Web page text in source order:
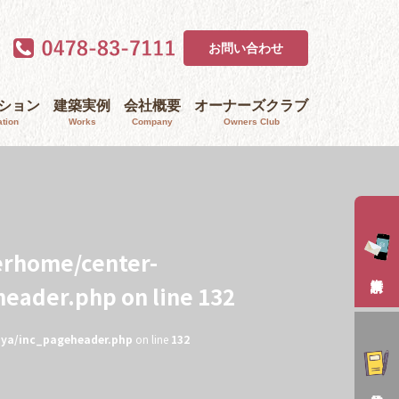
お問い合わせ
ョン 建築実例
Works
会社概要
Company
オーナーズクラブ
Owners Club
center-
on line 132
inc_pageheader.php on line 132